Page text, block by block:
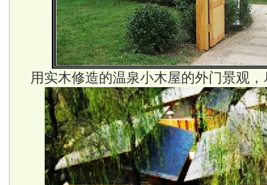
用实木修造的温泉小木屋的外门景观